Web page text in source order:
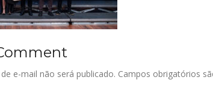
e-mail não será publicado. Campos obrigatórios